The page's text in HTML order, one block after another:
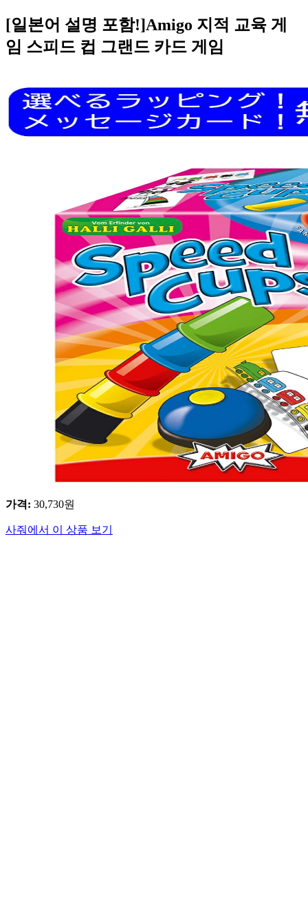
[일본어 설명 포함!]Amigo 지적 교육 게
임 스피드 컵 그랜드 카드 게임
가격: 30,730원
사줘에서 이 상품 보기